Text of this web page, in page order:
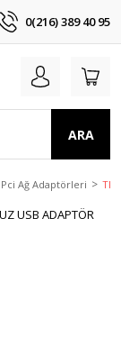
0(216) 389 40 95
ARA
Pci Ağ Adaptörleri TP-